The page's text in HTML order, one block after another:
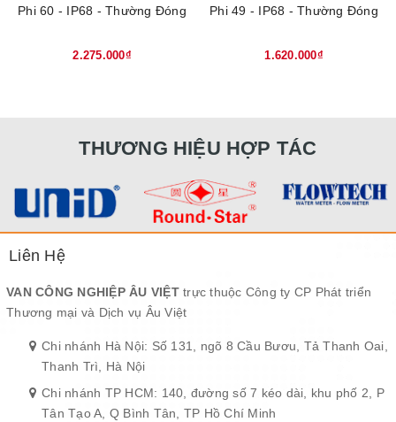
Phi 60 - IP68 - Thường Đóng
2.275.000₫
Phi 49 - IP68 - Thường Đóng
1.620.000₫
THƯƠNG HIỆU HỢP TÁC
Liên Hệ
VAN CÔNG NGHIỆP ÂU VIỆTtrực thuộc Công ty CP Phát triển
Thương mại và Dịch vụ Âu Việt
Chi nhánh Hà Nội: Số 131, ngõ 8 Cầu Bươu, Tả Thanh Oai,
Thanh Trì, Hà Nội
Chi nhánh TP HCM: 140, đường số 7 kéo dài, khu phố 2, P
Tân Tạo A, Q Bình Tân, TP Hồ Chí Minh